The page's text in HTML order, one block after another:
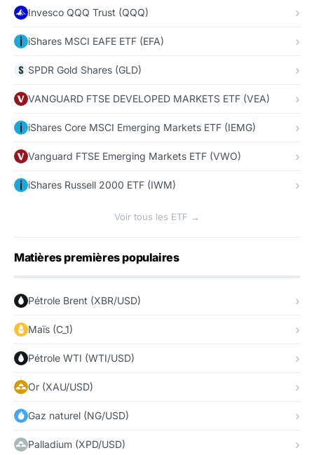
Invesco QQQ Trust (QQQ)
iShares MSCI EAFE ETF (EFA)
SPDR Gold Shares (GLD)
VANGUARD FTSE DEVELOPED MARKETS ETF (VEA)
iShares Core MSCI Emerging Markets ETF (IEMG)
Vanguard FTSE Emerging Markets ETF (VWO)
iShares Russell 2000 ETF (IWM)
Voir tous les ETF →
Matières premières populaires
Pétrole Brent (XBR/USD)
Maïs (C_1)
Pétrole WTI (WTI/USD)
Or (XAU/USD)
Gaz naturel (NG/USD)
Palladium (XPD/USD)